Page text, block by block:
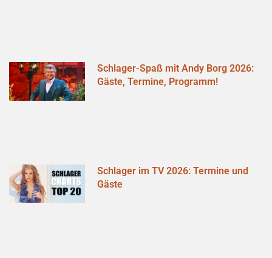
Schlager-Spaß mit Andy Borg 2026:
Gäste, Termine, Programm!
Schlager im TV 2026: Termine und
Gäste